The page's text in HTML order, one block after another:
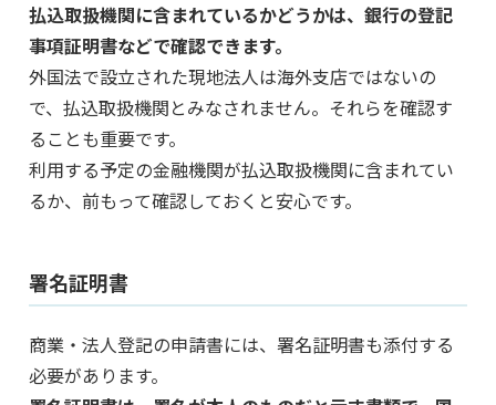
払込取扱機関に含まれているかどうかは、銀行の登記
事項証明書などで確認できます。
外国法で設立された現地法人は海外支店ではないの
で、払込取扱機関とみなされません。それらを確認す
ることも重要です。
利用する予定の金融機関が払込取扱機関に含まれてい
るか、前もって確認しておくと安心です。
署名証明書
商業・法人登記の申請書には、署名証明書も添付する
必要があります。